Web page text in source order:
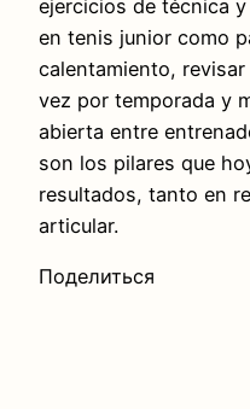
ejercicios de técnica
en tenis junior como
calentamiento,
vez por temporada y
abierta entre
son los pilares que
resultados, tanto en
articular.
Поделиться